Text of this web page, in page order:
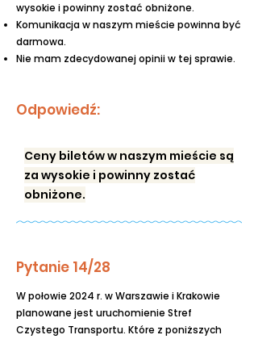
wysokie i powinny zostać obniżone.
Komunikacja w naszym mieście powinna być
darmowa.
Nie mam zdecydowanej opinii w tej sprawie.
Odpowiedź:
Ceny biletów w naszym mieście są
za wysokie i powinny zostać
obniżone.
Pytanie 14/28
W połowie 2024 r. w Warszawie i Krakowie
planowane jest uruchomienie Stref
Czystego Transportu. Które z poniższych